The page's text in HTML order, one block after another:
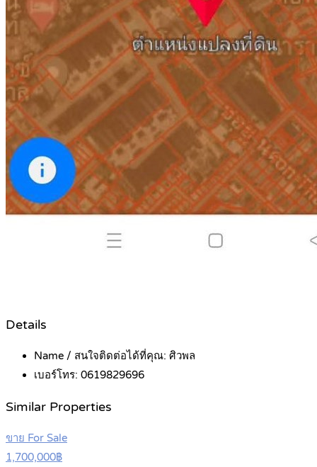
Details
Name / สนใจติดต่อได้ที่คุณ: ศิวพล
เบอร์โทร: 0619829696
Similar Properties
ขาย For Sale
1,700,000฿